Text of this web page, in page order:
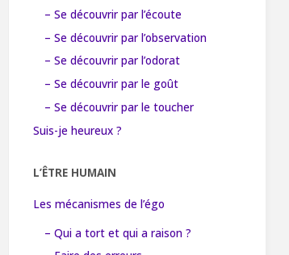
– Se découvrir par l’écoute
– Se découvrir par l’observation
– Se découvrir par l’odorat
– Se découvrir par le goût
– Se découvrir par le toucher
Suis-je heureux ?
L’ÊTRE HUMAIN
Les mécanismes de l’égo
– Qui a tort et qui a raison ?